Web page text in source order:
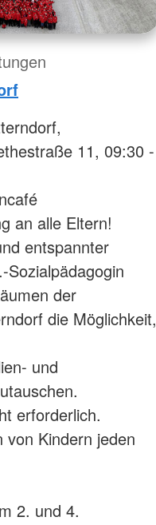
11, 09:30 -
an alle Eltern!
entspannter
Sozialpädagogin
der
die Möglichkeit,
und
erforderlich.
von Kindern jeden
2. und 4.